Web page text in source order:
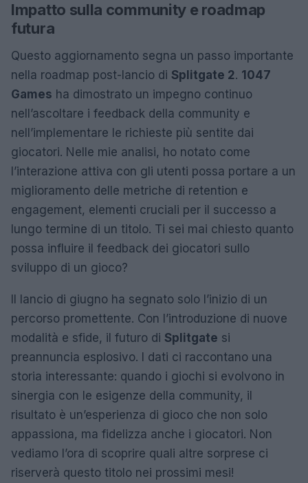
Impatto sulla community e roadmap
futura
Questo aggiornamento segna un passo importante
nella roadmap post-lancio di Splitgate 2. 1047
Games ha dimostrato un impegno continuo
nell’ascoltare i feedback della community e
nell’implementare le richieste più sentite dai
giocatori. Nelle mie analisi, ho notato come
l’interazione attiva con gli utenti possa portare a un
miglioramento delle metriche di retention e
engagement, elementi cruciali per il successo a
lungo termine di un titolo. Ti sei mai chiesto quanto
possa influire il feedback dei giocatori sullo
sviluppo di un gioco?
Il lancio di giugno ha segnato solo l’inizio di un
percorso promettente. Con l’introduzione di nuove
modalità e sfide, il futuro di Splitgate si
preannuncia esplosivo. I dati ci raccontano una
storia interessante: quando i giochi si evolvono in
sinergia con le esigenze della community, il
risultato è un’esperienza di gioco che non solo
appassiona, ma fidelizza anche i giocatori. Non
vediamo l’ora di scoprire quali altre sorprese ci
riserverà questo titolo nei prossimi mesi!